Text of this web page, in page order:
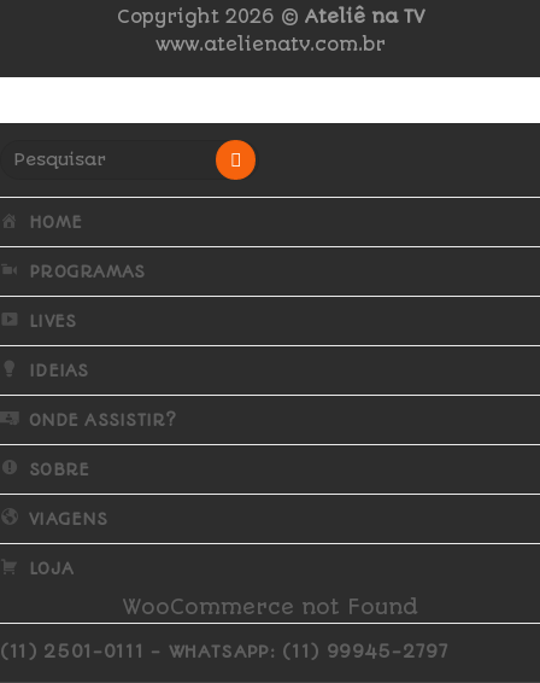
Copyright 2026 © Ateliê na TV
www.atelienatv.com.br
HOME
PROGRAMAS
LIVES
IDEIAS
ONDE ASSISTIR?
SOBRE
VIAGENS
LOJA
WooCommerce not Found
(11) 2501-0111 - WHATSAPP: (11) 99945-2797